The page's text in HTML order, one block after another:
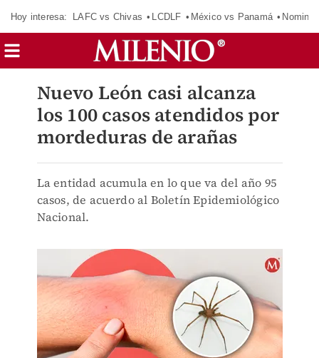
Hoy interesa: LAFC vs Chivas LCDLF México vs Panamá
Nuevo León casi alcanza
los 100 casos atendidos por
mordeduras de arañas
La entidad acumula en lo que va del año 95
casos, de acuerdo al Boletín Epidemiológico
Nacional.